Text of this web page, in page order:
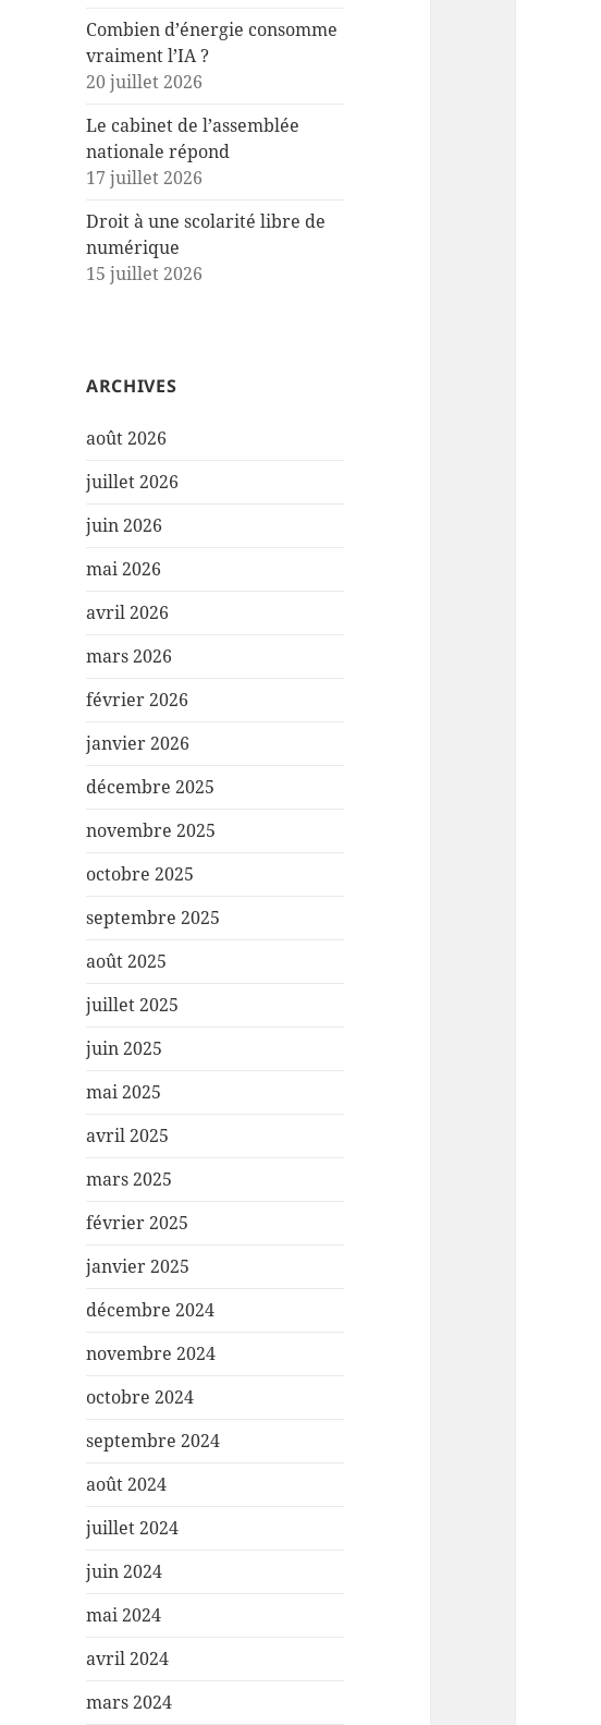
Combien d’énergie consomme
vraiment l’IA ?
20 juillet 2026
Le cabinet de l’assemblée
nationale répond
17 juillet 2026
Droit à une scolarité libre de
numérique
15 juillet 2026
ARCHIVES
août 2026
juillet 2026
juin 2026
mai 2026
avril 2026
mars 2026
février 2026
janvier 2026
décembre 2025
novembre 2025
octobre 2025
septembre 2025
août 2025
juillet 2025
juin 2025
mai 2025
avril 2025
mars 2025
février 2025
janvier 2025
décembre 2024
novembre 2024
octobre 2024
septembre 2024
août 2024
juillet 2024
juin 2024
mai 2024
avril 2024
mars 2024